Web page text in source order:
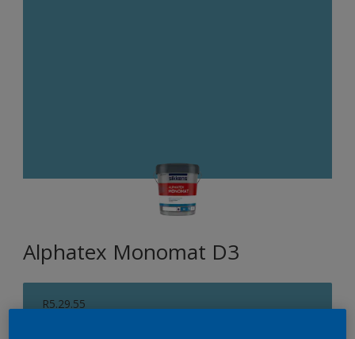
Alphatex Monomat D3
R5.29.55